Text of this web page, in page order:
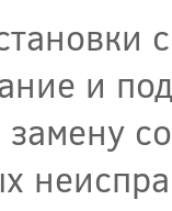
и
замену